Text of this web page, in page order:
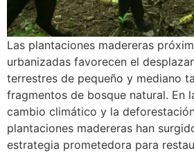
Las plantaciones madereras
urbanizadas favorecen el
terrestres de pequeño y mediano
fragmentos de bosque natural. En
cambio climático y la
plantaciones madereras han
estrategia prometedora para